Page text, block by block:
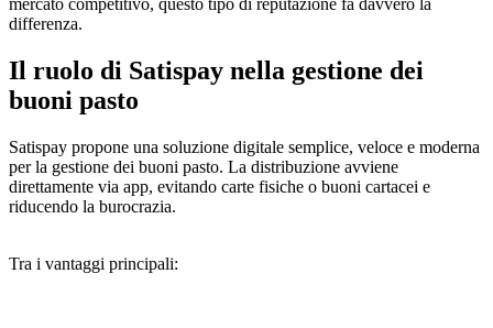
mercato competitivo, questo tipo di reputazione fa davvero la
differenza.
Il ruolo di Satispay nella gestione dei
buoni pasto
Satispay propone una soluzione digitale semplice, veloce e moderna
per la gestione dei buoni pasto. La distribuzione avviene
direttamente via app, evitando carte fisiche o buoni cartacei e
riducendo la burocrazia.
Tra i vantaggi principali: